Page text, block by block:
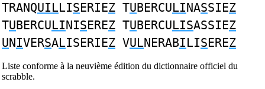
TRANQUILLISERIEZ TUBERCULINASSIEZ
TUBERCULINISEREZ TUBERCULISASSIEZ
UNIVERSALISERIEZ VULNERABILISEREZ
Liste conforme à la neuvième édition du dictionnaire officiel du
scrabble.